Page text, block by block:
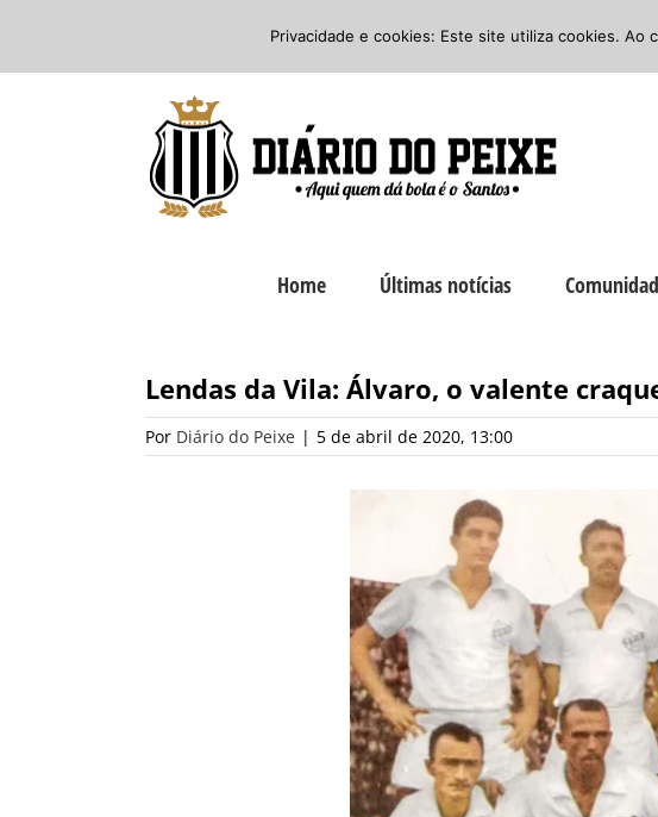
o
Facebook
Instagram
Home Últimas notícias
Lendas da Vila: Álvaro, o valente
Por Diário do Peixe | 5 de abril de 2020, 13:00
Privacidade e cookies: Este site utiliza cookies.